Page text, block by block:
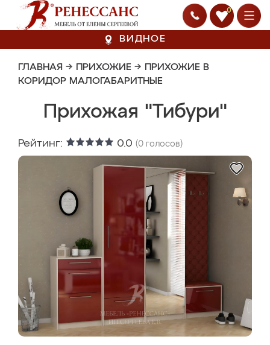
0
ВИДНОЕ
ГЛАВНАЯ → ПРИХОЖИЕ → ПРИХОЖИЕ В
КОРИДОР МАЛОГАБАРИТНЫЕ
Прихожая "Тибури"
Рейтинг: 0.0 (0 голосов)